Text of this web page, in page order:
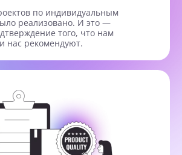
по индивидуальным
реализовано. И это —
того, что нам
нас рекомендуют.